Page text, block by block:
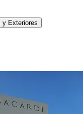
y Exteriores